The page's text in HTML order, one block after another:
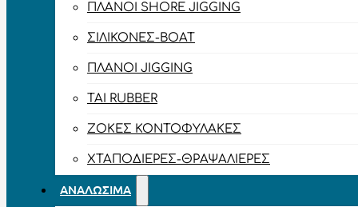
ΠΛΆΝΟΙ SHORE JIGGING
ΣΙΛΙΚΌΝΕΣ-BOAT
ΠΛΆΝΟΙ JIGGING
TAI RUBBER
ΖΌΚΕΣ ΚΟΝΤΟΦΎΛΑΚΕΣ
ΧΤΑΠΟΔΙΈΡΕΣ-ΘΡΑΨΑΛΙΈΡΕΣ
ΑΝΑΛΏΣΙΜΑ